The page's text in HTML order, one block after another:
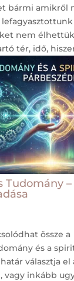
bármi amikről
nem
tér, idő,
Tudomány
össze a
és a
választja el
inkább